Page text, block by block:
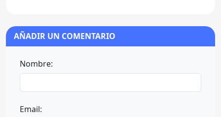
AÑADIR UN COMENTARIO
Nombre:
Email: